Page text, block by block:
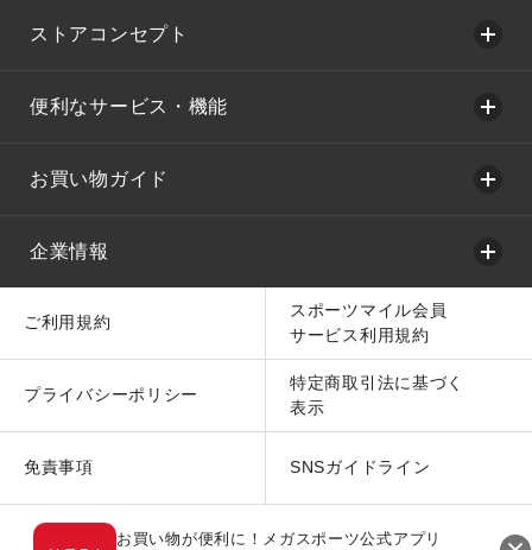
ストアコンセプト
便利なサービス・機能
お買い物ガイド
企業情報
ご利用規約
スポーツマイル会員
サービス利用規約
プライバシーポリシー
特定商取引法に基づく
表示
免責事項 SNSガイドライン
お買い物が便利に！メガスポーツ公式アプリ